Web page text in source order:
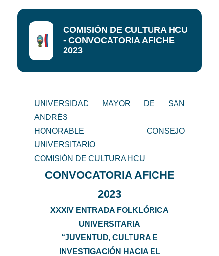
COMISIÓN DE CULTURA HCU
- CONVOCATORIA AFICHE
2023
UNIVERSIDAD MAYOR DE SAN
ANDRÉS
HONORABLE CONSEJO
UNIVERSITARIO
COMISIÓN DE CULTURA HCU
CONVOCATORIA AFICHE
2023
XXXIV ENTRADA FOLKLÓRICA
UNIVERSITARIA
“JUVENTUD, CULTURA E
INVESTIGACIÓN HACIA EL